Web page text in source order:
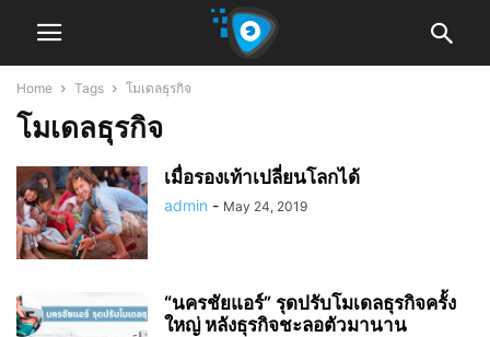
Home Tags โมเดลธุรกิจ
โมเดลธุรกิจ
เมื่อรองเท้าเปลี่ยนโลกได้
admin - May 24, 2019
“นครชัยแอร์” รุดปรับโมเดลธุรกิจครั้ง
ใหญ่ หลังธุรกิจชะลอตัวมานาน